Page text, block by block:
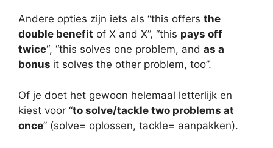
Andere opties zijn iets als “this offers the
double benefit of X and X”, “this pays off
twice“, “this solves one problem, and as a
bonus it solves the other problem, too”.
Of je doet het gewoon helemaal letterlijk en
kiest voor “to solve/tackle two problems at
once” (solve= oplossen, tackle= aanpakken).